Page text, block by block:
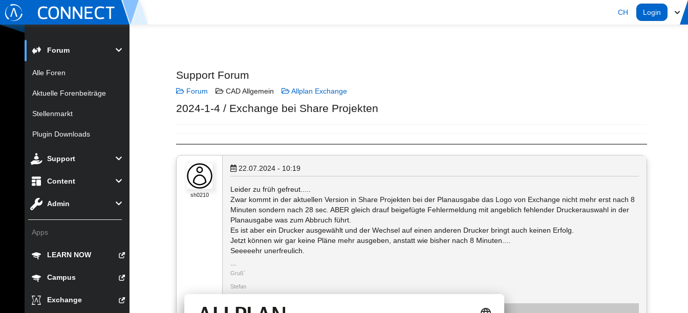
CH Login
Forum
Alle Foren
Aktuelle Forenbeiträge
Stellenmarkt
Plugin Downloads
Support
Content
Admin
Apps
LEARN NOW
Campus
Exchange
Support Forum
Forum CAD Allgemein Allplan Exchange
2024-1-4 / Exchange bei Share Projekten
sh0210
22.07.2024 - 10:19
Leider zu früh gefreut.....
Zwar kommt in der aktuellen Version in Share Projekten bei der Planausgabe das Logo von Exchange nicht mehr erst nach 8
Minuten sondern nach 28 sec. ABER gleich drauf beigefügte Fehlermeldung mit angeblich fehlender Druckerauswahl in der
Planausgabe was zum Abbruch führt.
Es ist aber ein Drucker ausgewählt und der Wechsel auf einen anderen Drucker bringt auch keinen Erfolg.
Jetzt können wir gar keine Pläne mehr ausgeben, anstatt wie bisher nach 8 Minuten....
Seeeeehr unerfreulich.
Gruß´
Stefan
Anhänge (1)